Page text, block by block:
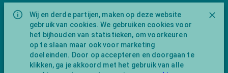
Wij en derde partijen, maken op deze website
gebruik van cookies. We gebruiken cookies voor
het bijhouden van statistieken, om voorkeuren
op te slaan maar ook voor marketing
doeleinden. Door op accepteren en doorgaan te
klikken, ga je akkoord met het gebruik van alle
Over ons
Schroef-it is een handelsnaam van
NewFeather B.V. geregisteerd onder KVK
nummer 91702593 met BTW-
identificatienummer NL865743009B01.